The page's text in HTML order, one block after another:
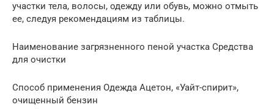
участки тела, волосы, одежду или обувь, можно отмыть
ее, следуя рекомендациям из таблицы.
Наименование загрязненного пеной участка Средства
для очистки
Способ применения Одежда Ацетон, «Уайт-спирит»,
очищенный бензин